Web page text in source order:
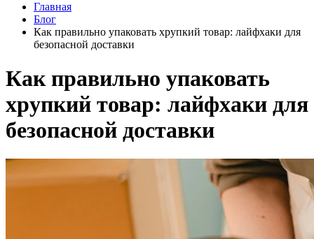
Главная
Блог
Как правильно упаковать хрупкий товар: лайфхаки для
безопасной доставки
Как правильно упаковать
хрупкий товар: лайфхаки для
безопасной доставки